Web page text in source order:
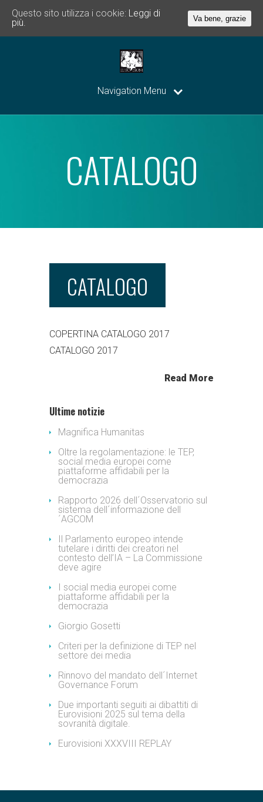
Navigation Menu
CATALOGO
CATALOGO
COPERTINA CATALOGO 2017
CATALOGO 2017
Read More
Ultime notizie
Magnifica Humanitas
Oltre la regolamentazione: le TEP,
social media europei come
piattaforme affidabili per la
democrazia
Rapporto 2026 dell´Osservatorio sul
sistema dell´informazione dell
´AGCOM
Il Parlamento europeo intende
tutelare i diritti dei creatori nel
contesto dell’IA – La Commissione
deve agire
I social media europei come
piattaforme affidabili per la
democrazia
Giorgio Gosetti
Criteri per la definizione di TEP nel
settore dei media
Rinnovo del mandato dell´Internet
Governance Forum
Due importanti seguiti ai dibattiti di
Eurovisioni 2025 sul tema della
sovranità digitale.
Eurovisioni XXXVIII REPLAY
Questo sito utilizza i cookie: Leggi di
più.
Va bene, grazie